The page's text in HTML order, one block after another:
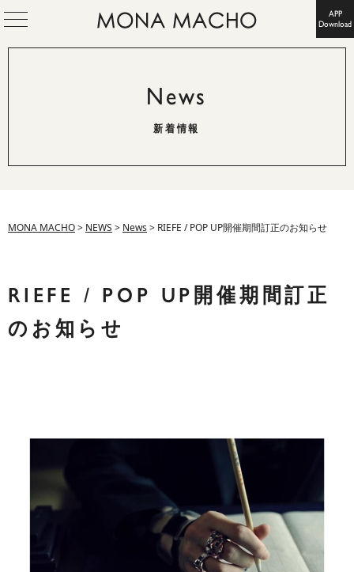
APP
Download
News
新着情報
MONA MACHO> NEWS > News > RIEFE / POP UP開催期間訂正のお知らせ
RIEFE / POP UP開催期間訂正
のお知らせ